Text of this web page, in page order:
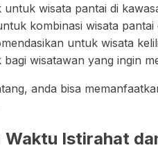
untuk wisata pantai di
kombinasi wisata
untuk wisata
bagi wisatawan yang ingin
anda bisa
Waktu Istirahat